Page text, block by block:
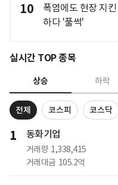
10
폭염에도 현장 지
하다 '풀썩'
실시간 TOP 종목
상승 하락
전체 코스피 코스닥
1 동화기업
거래량 1,338,415
거래대금 105.2억